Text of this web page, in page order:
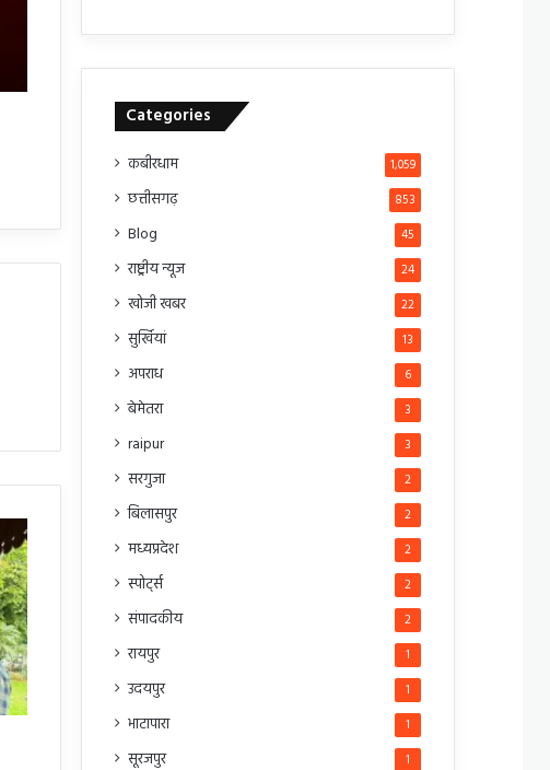
Categories
कबीरधाम 1,059
छत्तीसगढ़ 853
Blog 45
राष्ट्रीय न्यूज 24
खोजी खबर 22
सुर्खियां 13
अपराध 6
बेमेतरा 3
raipur 3
सरगुजा 2
बिलासपुर 2
मध्यप्रदेश 2
स्पोर्ट्स 2
संपादकीय 2
रायपुर 1
उदयपुर 1
भाटापारा 1
सूरजपुर 1